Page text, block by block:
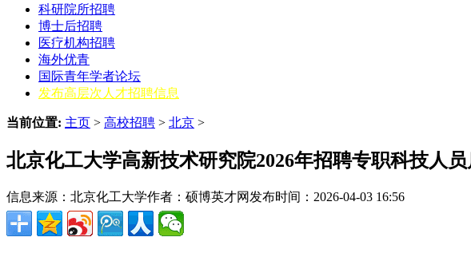
科研院所招聘
博士后招聘
医疗机构招聘
海外优青
国际青年学者论坛
发布高层次人才招聘信息
当前位置: 主页 > 高校招聘 > 北京 >
北京化工大学高新技术研究院2026年招聘专职科技人
信息来源：北京化工大学作者：硕博英才网 发布时间：2026-04-03 16:56